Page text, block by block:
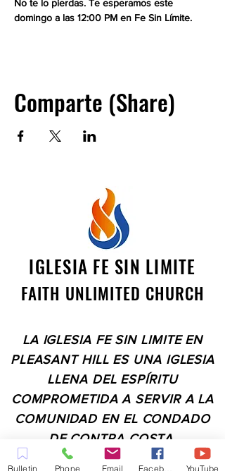
No te lo pierdas. Te esperamos este
domingo a las 12:00 PM en Fe Sin Límite.
Comparte (Share)
IGLESIA FE SIN LIMITE
FAITH UNLIMITED CHURCH
LA IGLESIA FE SIN LIMITE EN
PLEASANT HILL ES UNA IGLESIA
LLENA DEL ESPÍRITU
COMPROMETIDA A SERVIR A LA
COMUNIDAD EN EL CONDADO
DE CONTRA COSTA,
INCLUYENDO PLEASANT HILL,
Bulletin Phone Email YouTube